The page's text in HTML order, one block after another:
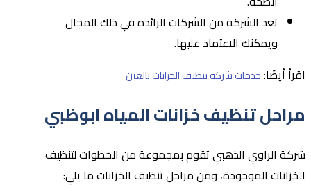
تعد الشركة من الشركات الرائدة في ذلك المجال
ويمكنك الاعتماد عليها.
اقرأ أيضًا:خدمات شركة تنظيف الخزانات بالعين
مراحل تنظيف خزانات المياه ابوظبي
شركة الراوي الذهبي تقوم بمجموعة من الخطوات لتنظيف
الخزانات الموجودة، ومن مراحل تنظيف الخزانات ما يلي: